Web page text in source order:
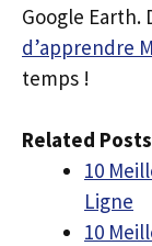
Google Earth.
d’apprendre
temps !
Related
10
Ligne
10